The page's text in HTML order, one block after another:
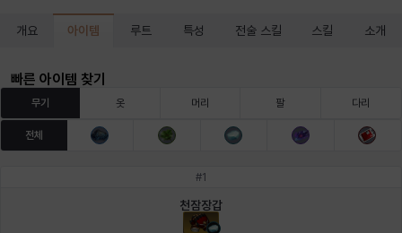
아야 아이솔 아이작 알렉스 알론소 얀
엘레나
개요 아이템 루트 특성 전술 스킬 스킬 소개
빠른 아이템 찾기
무기 옷 머리 팔 다리
전체
#1
천잠장갑